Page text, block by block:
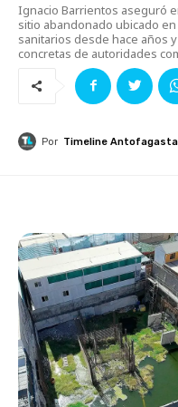
Ignacio Barrientos aseguró
sitio abandonado ubicado
sanitarios desde hace años
concretas de autoridades
Por Timeline Antofagasta